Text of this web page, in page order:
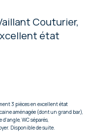
Couturier,
état
3 pièces en excellent état
aménagée (dont un grand bar),
WC séparés,
Disponible de suite.